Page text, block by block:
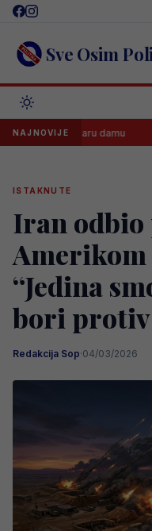
Skip
content Sve Osim
NAJNOVIJE
Staru damu
ISTAKNUTE
Iran odbio
“Jedina
bori protiv
Redakcija Sop·04/03/2026